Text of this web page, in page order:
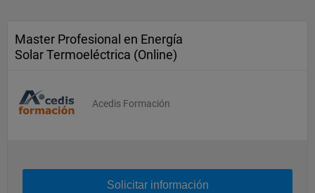
Master Profesional en Energía
Solar Termoeléctrica (Online)
Acedis Formación
Solicitar información